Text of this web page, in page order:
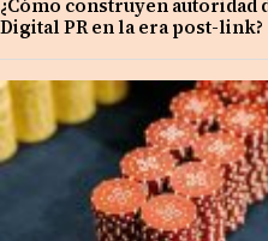
¿Cómo construyen
Digital PR en la era post-link?